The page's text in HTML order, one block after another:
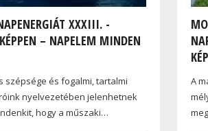
XXXIII. -
– NAPELEM MINDEN
szépsége és fogalmi, tartalmi
nyelvezetében jelenhetnek
hogy a műszaki…
A